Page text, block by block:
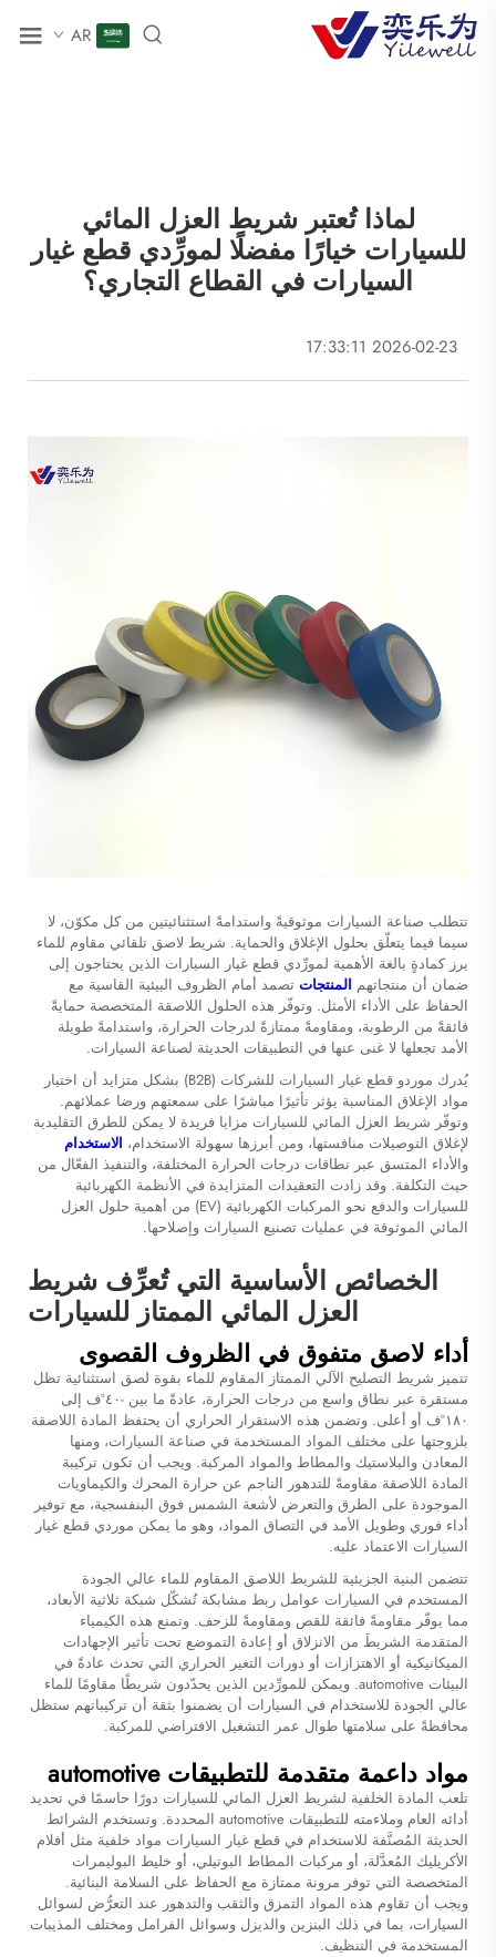
AR
لماذا تُعتبر شريط العزل المائي
للسيارات خيارًا مفضلًا لمورِّدي قطع غيار
السيارات في القطاع التجاري؟
2026-02-23 17:33:11
تتطلب صناعة السيارات موثوقيةً واستدامةً استثنائيتين من كل مكوّن، لا
سيما فيما يتعلّق بحلول الإغلاق والحماية. شريط لاصق تلقائي مقاوم للماء
برز كمادةٍ بالغة الأهمية لمورِّدي قطع غيار السيارات الذين يحتاجون إلى
ضمان أن منتجاتهم المنتجات تصمد أمام الظروف البيئية القاسية مع
الحفاظ على الأداء الأمثل. وتوفّر هذه الحلول اللاصقة المتخصصة حمايةً
فائقةً من الرطوبة، ومقاومةً ممتازةً لدرجات الحرارة، واستدامةً طويلة
الأمد تجعلها لا غنى عنها في التطبيقات الحديثة لصناعة السيارات.
يُدرك موردو قطع غيار السيارات للشركات (B2B) بشكل متزايد أن اختيار
مواد الإغلاق المناسبة يؤثر تأثيرًا مباشرًا على سمعتهم ورضا عملائهم.
وتوفّر شريط العزل المائي للسيارات مزايا فريدة لا يمكن للطرق التقليدية
لإغلاق التوصيلات منافستها، ومن أبرزها سهولة الاستخدام، الاستخدام
والأداء المتسق عبر نطاقات درجات الحرارة المختلفة، والتنفيذ الفعّال من
حيث التكلفة. وقد زادت التعقيدات المتزايدة في الأنظمة الكهربائية
للسيارات والدفع نحو المركبات الكهربائية (EV) من أهمية حلول العزل
المائي الموثوقة في عمليات تصنيع السيارات وإصلاحها.
الخصائص الأساسية التي تُعرِّف شريط
العزل المائي الممتاز للسيارات
أداء لاصق متفوق في الظروف القصوى
تتميز شريط التصليح الآلي الممتاز المقاوم للماء بقوة لصق استثنائية تظل
مستقرة عبر نطاق واسع من درجات الحرارة، عادةً ما بين -٤٠°ف إلى
١٨٠°ف أو أعلى. وتضمن هذه الاستقرار الحراري أن يحتفظ المادة اللاصقة
بلزوجتها على مختلف المواد المستخدمة في صناعة السيارات، ومنها
المعادن والبلاستيك والمطاط والمواد المركبة. ويجب أن تكون تركيبة
المادة اللاصقة مقاومةً للتدهور الناجم عن حرارة المحرك والكيماويات
الموجودة على الطرق والتعرض لأشعة الشمس فوق البنفسجية، مع توفير
أداء فوري وطويل الأمد في التصاق المواد، وهو ما يمكن موردي قطع غيار
السيارات الاعتماد عليه.
تتضمن البنية الجزيئية للشريط اللاصق المقاوم للماء عالي الجودة
المستخدم في السيارات عوامل ربط مشابكة تُشكّل شبكة ثلاثية الأبعاد،
مما يوفّر مقاومةً فائقة للقص ومقاومةً للزحف. وتمنع هذه الكيمياء
المتقدمة الشريطَ من الانزلاق أو إعادة التموضع تحت تأثير الإجهادات
الميكانيكية أو الاهتزازات أو دورات التغير الحراري التي تحدث عادةً في
البيئات automotive. ويمكن للمورِّدين الذين يحدّدون شريطًا مقاومًا للماء
عالي الجودة للاستخدام في السيارات أن يضمنوا بثقة أن تركيباتهم ستظل
محافظةً على سلامتها طوال عمر التشغيل الافتراضي للمركبة.
مواد داعمة متقدمة للتطبيقات automotive
تلعب المادة الخلفية لشريط العزل المائي للسيارات دورًا حاسمًا في تحديد
أدائه العام وملاءمته للتطبيقات automotive المحددة. وتستخدم الشرائط
الحديثة المُصنَّفة للاستخدام في قطع غيار السيارات مواد خلفية مثل أفلام
الأكريليك المُعدَّلة، أو مركبات المطاط البوتيلي، أو خليط البوليمرات
المتخصصة التي توفر مرونة ممتازة مع الحفاظ على السلامة البنائية.
ويجب أن تقاوم هذه المواد التمزق والثقب والتدهور عند التعرُّض لسوائل
السيارات، بما في ذلك البنزين والديزل وسوائل الفرامل ومختلف المذيبات
المستخدمة في التنظيف.